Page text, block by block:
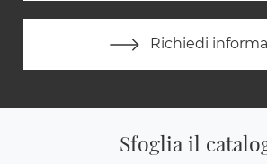
Richiedi
Sfoglia il